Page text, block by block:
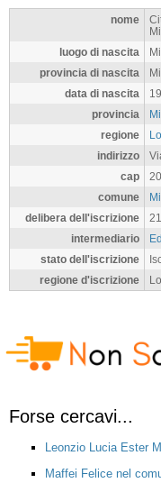
nome
luogo di nascita
provincia di nascita
data di nascita
provincia
regione
indirizzo
cap
comune
delibera dell'iscrizione
intermediario
stato dell'iscrizione
regione d'iscrizione
Forse cercavi...
Leonzio Lucia Ester
Maffei Felice nel